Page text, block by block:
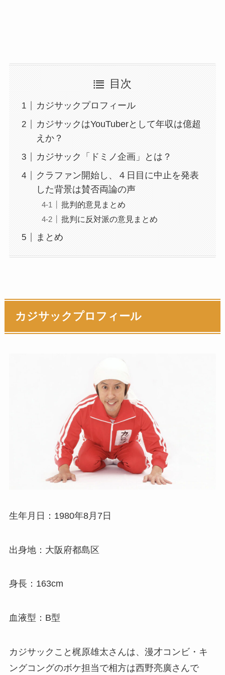
目次
カジサックプロフィール
カジサックはYouTuberとして年収は億超
えか？
カジサック「ドミノ企画」とは？
クラファン開始し、４日目に中止を発表
した背景は賛否両論の声
批判的意見まとめ
批判に反対派の意見まとめ
まとめ
カジサックプロフィール
生年月日：1980年8月7日
出身地：大阪府都島区
身長：163cm
血液型：B型
カジサックこと梶原雄太さんは、漫才コンビ・キ
ングコングのボケ担当で相方は西野亮廣さんで